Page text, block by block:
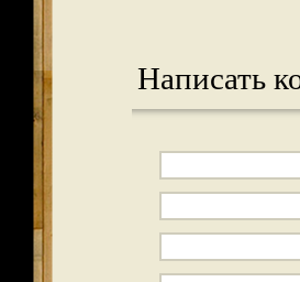
Написать